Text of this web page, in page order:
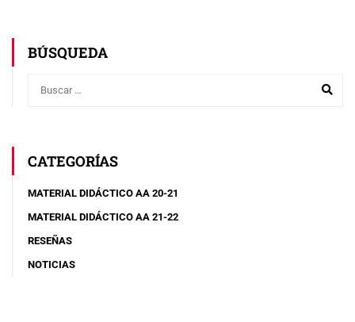
BÚSQUEDA
CATEGORÍAS
MATERIAL DIDÁCTICO AA 20-21
MATERIAL DIDÁCTICO AA 21-22
RESEÑAS
NOTICIAS